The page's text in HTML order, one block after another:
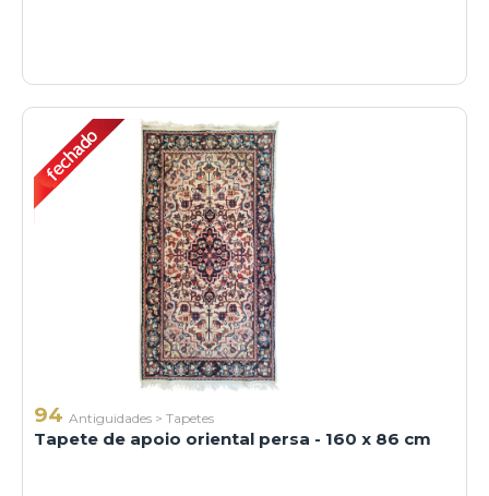
94 Antiguidades > Tapetes
Tapete de apoio oriental persa - 160 x 86 cm